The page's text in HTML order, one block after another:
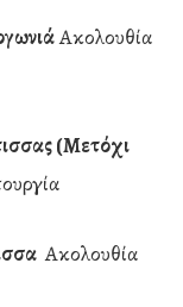
Ακολουθία
(Μετόχι
Ακολουθία